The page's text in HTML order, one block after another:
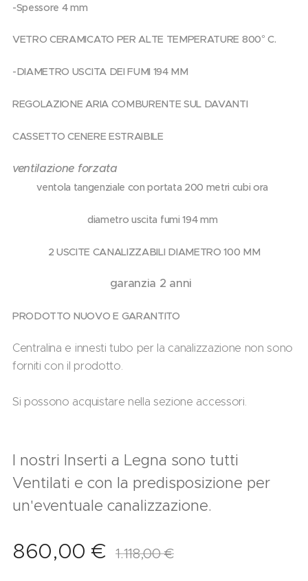
-Spessore 4 mm
VETRO CERAMICATO PER ALTE TEMPERATURE 800° C.
-DIAMETRO USCITA DEI FUMI 194 MM
REGOLAZIONE ARIA COMBURENTE SUL DAVANTI
CASSETTO CENERE ESTRAIBILE
ventilazione forzata
ventola tangenziale con portata 200 metri cubi ora
diametro uscita fumi 194 mm
2 USCITE CANALIZZABILI DIAMETRO 100 MM
garanzia 2 anni
PRODOTTO NUOVO E GARANTITO
Centralina e innesti tubo per la canalizzazione non sono
forniti con il prodotto.
Si possono acquistare nella sezione accessori.
I nostri Inserti a Legna sono tutti
Ventilati e con la predisposizione per
un'eventuale canalizzazione.
860,00 € 1.118,00€